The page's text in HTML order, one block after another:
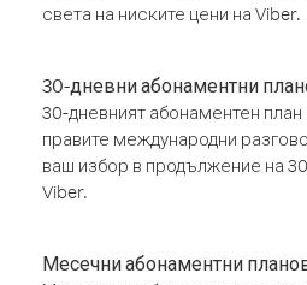
света на ниските цени на Viber.
30-дневни абонаментни
30-дневният абонаментен план
правите международни
ваш избор в продължение на
Viber.
Месечни абонаментни